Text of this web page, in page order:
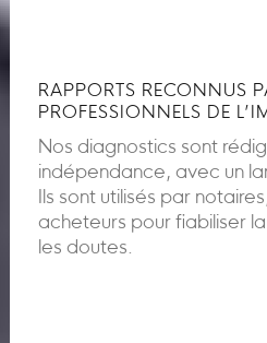
RAPPORTS RECONNUS
PROFESSIONNELS DE
Nos diagnostics sont
indépendance, avec un
Ils sont utilisés par
acheteurs pour fiabiliser
les doutes.